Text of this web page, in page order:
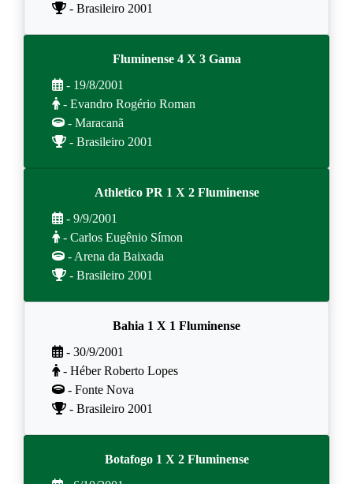
- Brasileiro 2001
Fluminense 4 X 3 Gama
- 19/8/2001
- Evandro Rogério Roman
- Maracanã
- Brasileiro 2001
Athletico PR 1 X 2 Fluminense
- 9/9/2001
- Carlos Eugênio Símon
- Arena da Baixada
- Brasileiro 2001
Bahia 1 X 1 Fluminense
- 30/9/2001
- Héber Roberto Lopes
- Fonte Nova
- Brasileiro 2001
Botafogo 1 X 2 Fluminense